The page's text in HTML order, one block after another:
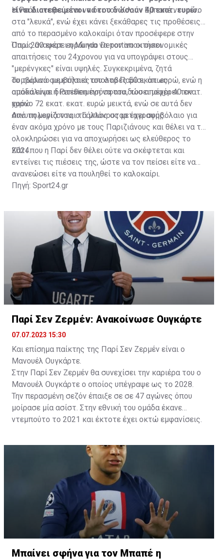
είναι διατεθειμένοι να του δώσουν 40 εκατ. ευρώ.
Η Ρεάλ ονειρεύεται να δει τον Κιλιάν Εμπαπέ ντυμένο
στα "λευκά", ενώ έχει κάνει ξεκάθαρες τις προθέσεις
από το περασμένο καλοκαίρι όταν προσέφερε στην
Παρί 200 εκατ. ευρώ για να τον αποκτήσει.
Όπως αναφέρει η Mundo Deportivo οι οικονομικές
απαιτήσεις του 24χρονου για να υπογράψει στους
"μερένγκες" είναι υψηλές. Συγκεκριμένα, ζητά
συμβόλαιο με ετήσιες απολαβές 50 εκατ. ευρώ, ενώ η
ομάδα είναι διατεθειμένη να του δώσει μέχρι 40 εκατ.
ευρώ.
Το τωρινό συμβόλαιό του στο Παρίσι, όπως
αποκάλυψε η Parisien πρόσφατα, του αποφέρει τον
χρόνο 72 εκατ. εκατ. ευρώ μεικτά, ενώ σε αυτά δεν
συνυπολογίζονται τα μπόνους μεταγραφής.
Από τη μεριά του, ο Γάλλος σταρ έχει συμβόλαιο για
έναν ακόμα χρόνο με τους Παριζιάνους και θέλει να το
ολοκληρώσει για να αποχωρήσει ως ελεύθερος το
2024.
Κάτι που η Παρί δεν θέλει ούτε να σκέφτεται και
εντείνει τις πιέσεις της, ώστε να τον πείσει είτε να
ανανεώσει είτε να πουληθεί το καλοκαίρι.
Πηγή: Sport24.gr
Παρί Σεν Ζερμέν: Ανακοίνωσε Ουγκάρτε
07.07.2023 15:30
Και επίσημα παίκτης της Παρί Σεν Ζερμέν είναι ο
Μανουέλ Ουγκάρτε.
Στην Παρί Σεν Ζερμέν θα συνεχίσει την καριέρα του ο
Μανουέλ Ουγκάρτε ο οποίος υπέγραψε ως το 2028.
Τα προηγούμενα τρία χρόνια, ο 22χρονος
Ουρουγουανός χαφ αγωνιζόταν στην Σπόρτινγκ
Λισαβόνας με την οποία κατέγραψε 85 συμμετοχές με
ένα γκολ και τρεις ασίστ.
Την περασμένη σεζόν έπαιξε σε σε 47 αγώνες όπου
μοίρασε μία ασίστ. Στην εθνική του ομάδα έκανε
ντεμπούτο το 2021 και έκτοτε έχει οκτώ εμφανίσεις.
Μπαίνει σφήνα για τον Μπαπέ η